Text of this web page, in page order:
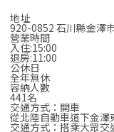
地址
920-0852 石川縣金澤
營業時間
入住:15:00
退房:11:00
公休日
全年無休
容納人數
441名
交通方式：開車
從北陸自動車道下金澤
交通方式：搭乘大眾交